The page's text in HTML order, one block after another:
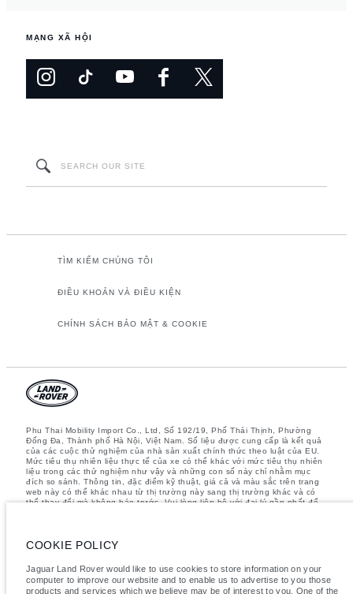
MẠNG XÃ HỘI
TÌM KIẾM CHÚNG TÔI
ĐIỀU KHOẢN VÀ ĐIỀU KIỆN
CHÍNH SÁCH BẢO MẬT & COOKIE
Phu Thai Mobility Import Co., Ltd, Số 192/19, Phố Thái Thịnh, Phường
Đống Đa, Thành phố Hà Nội, Việt Nam. Số liệu được cung cấp là kết quả
của các cuộc thử nghiệm của nhà sản xuất chính thức theo luật của EU.
Mức tiêu thụ nhiên liệu thực tế của xe có thể khác với mức tiêu thụ nhiên
liệu trong các thử nghiệm như vậy và những con số này chỉ nhằm mục
đích so sánh. Thông tin, đặc điểm kỹ thuật, giá cả và màu sắc trên trang
web này có thể khác nhau từ thị trường này sang thị trường khác và có
thể thay đổi mà không báo trước. Vui lòng liên hệ với đại lý gần nhất để
về bán dẫn hiện đang ảnh hưởng đến các thông số kỹ thuật, tính năng
thể không hoàn toàn phản ánh các thông số kỹ thuật hiện tại cho tính
năng, tùy chọn, thiết kế và màu sắc. Vui lòng tham khảo Showroom chính
COOKIE POLICY
Jaguar Land Rover would like to use cookies to store information on your
computer to improve our website and to enable us to advertise to you those
products and services which we believe may be of interest to you. One of the